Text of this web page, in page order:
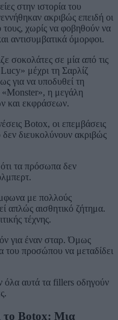
στην ιστορία του
ακριβώς επειδή οι
χωρίς να φοβηθούν να
αντισυμβατικά όμορφοι.
σοκολάτες σε μία από τις
μέχρι τη Σαρλίζ
για να υποδυθεί τη
«Monster», η μεγάλη
και εκφράσεων.
Botox, οι επεμβάσεις
διευκολύνουν ακριβώς
τα πρόσωπα δεν
με πολλούς
απλώς αισθητικό ζήτημα.
τέχνης.
για έναν σταρ. Όμως
του προσώπου να μεταδίδει
όλα αυτά τα fillers οδηγούν
το Botox: Μια